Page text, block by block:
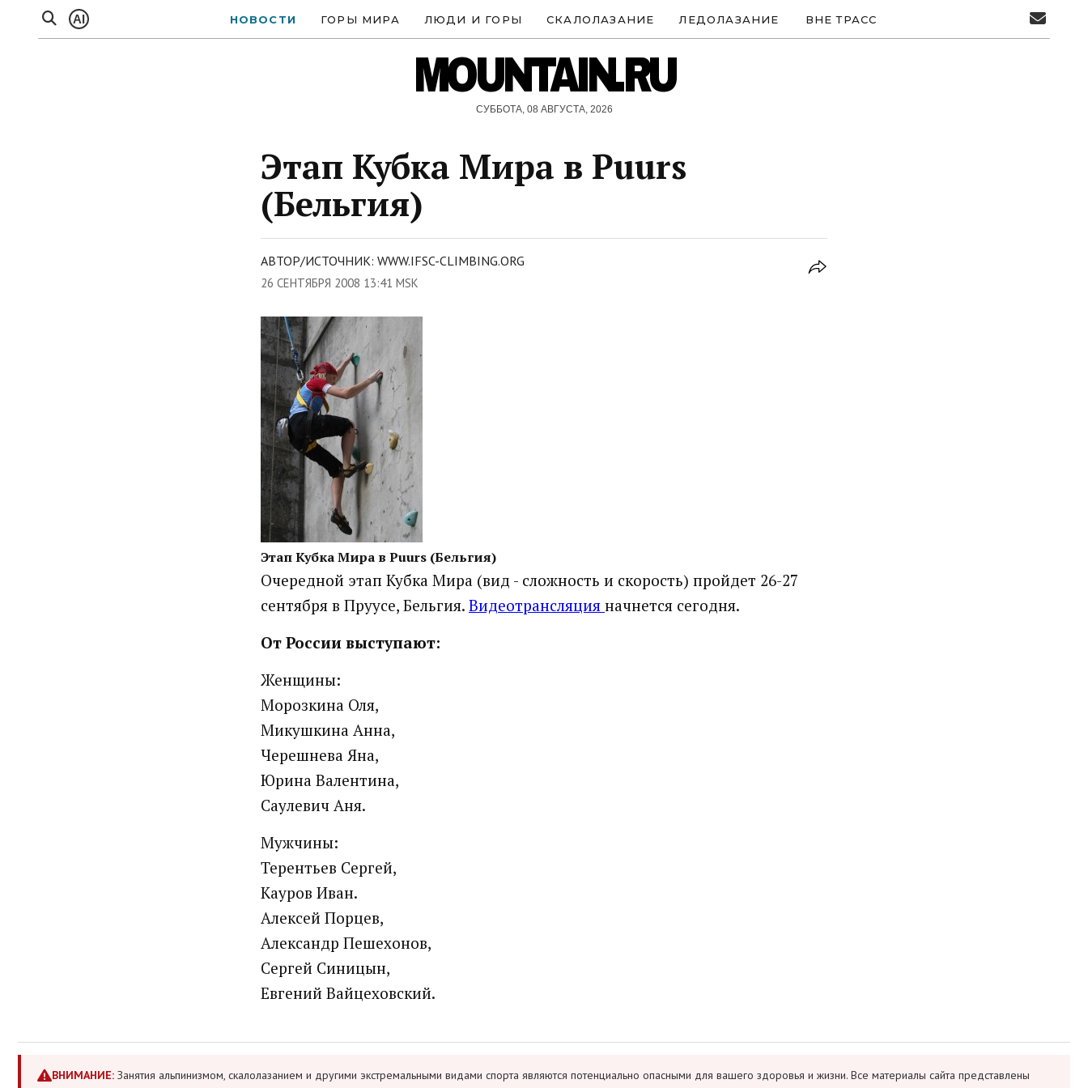
AI НОВОСТИ ГОРЫ МИРА ЛЮДИ И ГОРЫ СКАЛОЛАЗАНИЕ ЛЕДОЛАЗАНИЕ ВНЕ ТРАСС
MOUNTAIN.RU
СУББОТА, 08 АВГУСТА, 2026
Этап Кубка Мира в Puurs
(Бельгия)
АВТОР/ИСТОЧНИК: WWW.IFSC-CLIMBING.ORG
26 СЕНТЯБРЯ 2008 13:41 MSK
Этап Кубка Мира в Puurs (Бельгия)
Очередной этап Кубка Мира (вид - сложность и скорость) пройдет 26-27
сентября в Пруусе, Бельгия. Видеотрансляция начнется сегодня.
От России выступают:
Женщины:
Морозкина Оля,
Микушкина Анна,
Черешнева Яна,
Юрина Валентина,
Саулевич Аня.
Мужчины:
Терентьев Сергей,
Кауров Иван.
Алексей Порцев,
Александр Пешехонов,
Сергей Синицын,
Евгений Вайцеховский.
ВНИМАНИЕ: Занятия альпинизмом, скалолазанием и другими экстремальными видами спорта являются потенциально опасными для вашего здоровья и жизни. Все материалы сайта представлены